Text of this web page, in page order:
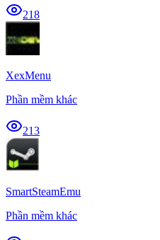
218
XexMenu
Phần mềm khác
213
SmartSteamEmu
Phần mềm khác